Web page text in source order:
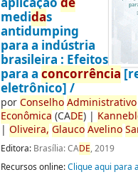
medidas
antidumping
para a indústria
brasileira : Efeitos
para a concorrência
eletrônico] /
porConselho Administrativo
Econômica (CADE)|
| Oliveira, Glauco Avelino
Editora: Brasília: CADE, 2019
Recursos online:Clique aqui para